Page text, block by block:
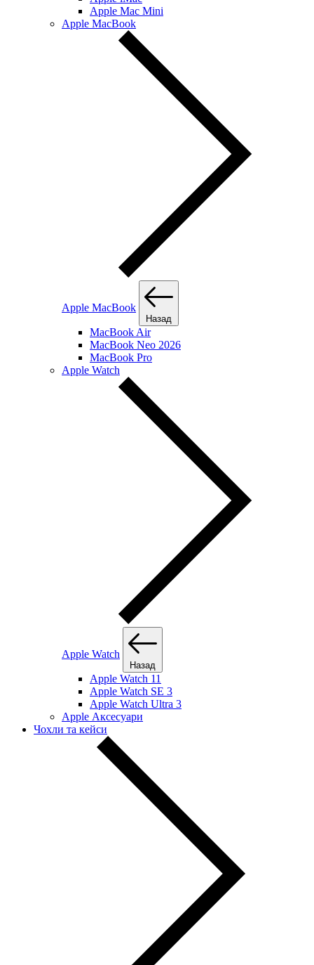
Apple Mac Mini
Apple MacBook
Apple MacBook
Назад
MacBook Air
MacBook Neo 2026
MacBook Pro
Apple Watch
Apple Watch
Назад
Apple Watch 11
Apple Watch SE 3
Apple Watch Ultra 3
Apple Аксесуари
Чохли та кейси